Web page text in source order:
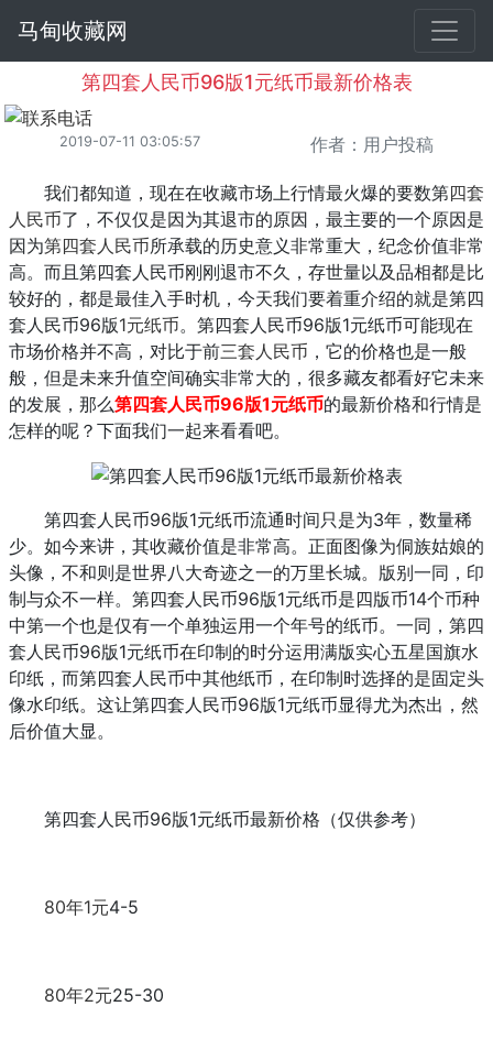
马甸收藏网
第四套人民币96版1元纸币最新价格表
2019-07-11 03:05:57 作者：用户投稿
我们都知道，现在在收藏市场上行情最火爆的要数第四套
人民币了，不仅仅是因为其退市的原因，最主要的一个原因是
因为第四套人民币所承载的历史意义非常重大，纪念价值非常
高。而且第四套人民币刚刚退市不久，存世量以及品相都是比
较好的，都是最佳入手时机，今天我们要着重介绍的就是第四
套人民币96版1元纸币。第四套人民币96版1元纸币可能现在
市场价格并不高，对比于前三套人民币 ，它的价格也是一般
般，但是未来升值空间确实非常大的，很多藏友都看好它未来
的发展，那么第四套人民币96版1元纸币的最新价格和行情是
怎样的呢？下面我们一起来看看吧。
第四套人民币96版1元纸币流通时间只是为3年，数量稀
少。如今来讲，其收藏价值是非常高。正面图像为侗族姑娘的
头像，不和则是世界八大奇迹之一的万里长城。版别一同，印
制与众不一样。第四套人民币96版1元纸币是四版币14个币种
中第一个也是仅有一个单独运用一个年号的纸币。一同，第四
套人民币96版1元纸币在印制的时分运用满版实心五星国旗水
印纸，而第四套人民币中其他纸币，在印制时选择的是固定头
像水印纸。这让第四套人民币96版1元纸币显得尤为杰出，然
后价值大显。
第四套人民币96版1元纸币最新价格（仅供参考）
80年1元4-5
80年2元25-30